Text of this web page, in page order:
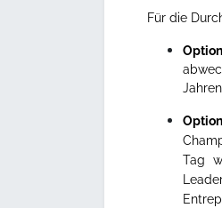
Für die
Tag